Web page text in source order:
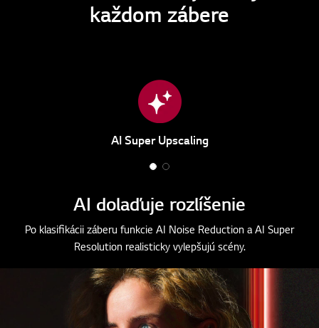
Pocit autentickej reality v
AI Super Upscaling
1
o
f
2
f
2
AI dolaďuje rozlíšenie
Po klasifikácii záberu funkcie AI Noise Reduction a AI Super
Resolution realisticky vylepšujú scény.